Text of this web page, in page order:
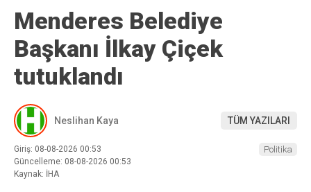
Menderes Belediye
Başkanı İlkay Çiçek
tutuklandı
Neslihan Kaya TÜM YAZILARI
Giriş: 08-08-2026 00:53
Güncelleme: 08-08-2026 00:53
Kaynak: İHA
Politika